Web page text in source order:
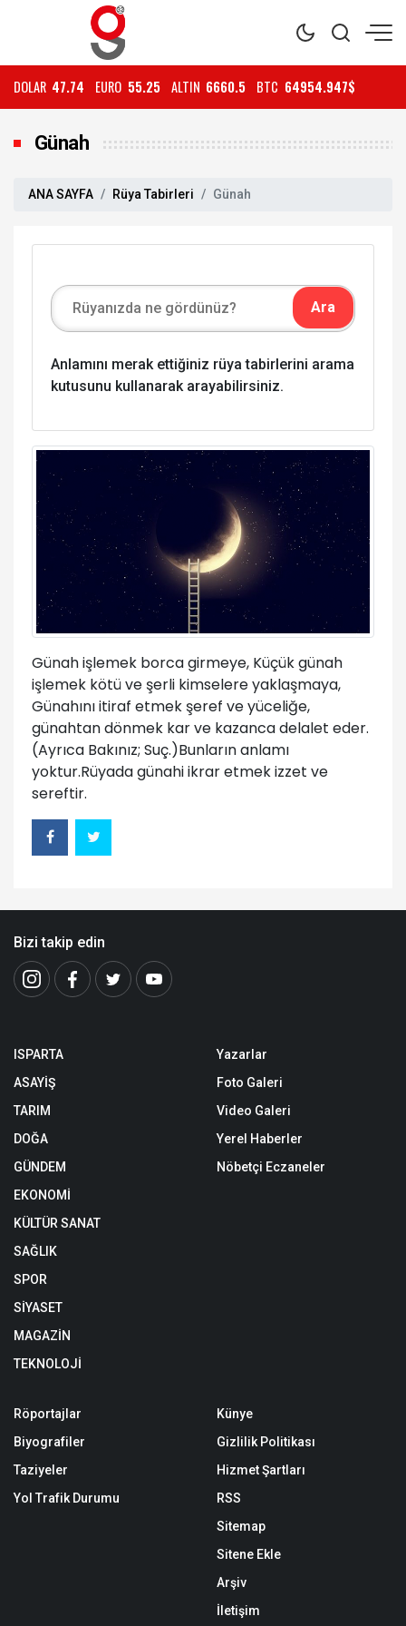
DOLAR 47.74 EURO 55.25 ALTIN 6660.5 BTC 64954.947$
Günah
ANA SAYFA Rüya Tabirleri Günah
Anlamını merak ettiğiniz rüya tabirlerini arama
kutusunu kullanarak arayabilirsiniz.
Günah işlemek borca girmeye, Küçük günah
işlemek kötü ve şerli kimselere yaklaşmaya,
Günahını itiraf etmek şeref ve yüceliğe,
günahtan dönmek kar ve kazanca delalet eder.
(Ayrıca Bakınız; Suç.)Bunların anlamı
yoktur.Rüyada günahi ikrar etmek izzet ve
sereftir.
Bizi takip edin
ISPARTA
ASAYİŞ
TARIM
DOĞA
GÜNDEM
EKONOMİ
KÜLTÜR SANAT
SAĞLIK
SPOR
SİYASET
MAGAZİN
TEKNOLOJİ
Yazarlar
Foto Galeri
Video Galeri
Yerel Haberler
Nöbetçi Eczaneler
Röportajlar
Biyografiler
Taziyeler
Yol Trafik Durumu
Künye
Gizlilik Politikası
Hizmet Şartları
RSS
Sitemap
Sitene Ekle
Arşiv
İletişim